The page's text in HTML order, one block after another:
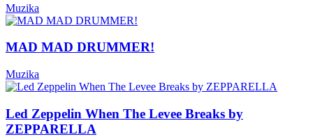
Muzika
MAD MAD DRUMMER!
Muzika
Led Zeppelin When The Levee Breaks by
ZEPPARELLA